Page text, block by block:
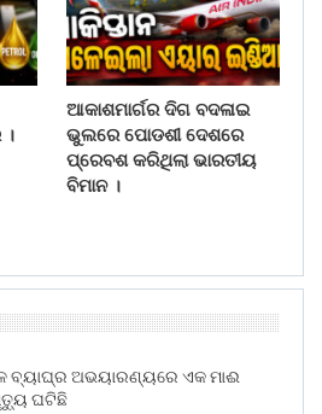
ଆକାଶମାର୍ଗର ଦିଗ ବଦଳାଇ
ଭୁଲରେ ପୋଡଶୀ ଦେଶରେ
ପ୍ରେବଶ କରିଥିଲା ଭାରତୀୟ
ବିମାନ ।
ବ୍ୟାଘ୍ର ଅଭୟାରଣ୍ୟରେ ଏକ ମାଈ
ଘଟିଛି